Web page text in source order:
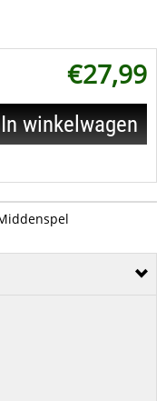
€27,99
In winkelwagen